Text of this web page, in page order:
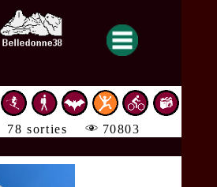
78 sorties 70803